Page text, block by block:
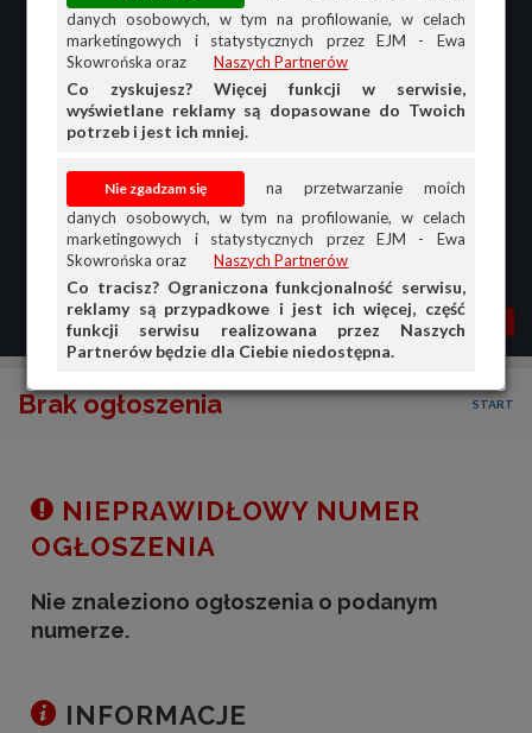
danych osobowych, w tym na profilowanie, w celach
marketingowych i statystycznych przez EJM - Ewa
Skowrońska oraz
Naszych Partnerów
Co zyskujesz? Więcej funkcji w serwisie,
wyświetlane reklamy są dopasowane do Twoich
potrzeb i jest ich mniej.
na przetwarzanie moich
danych osobowych, w tym na profilowanie, w celach
marketingowych i statystycznych przez EJM - Ewa
Skowrońska oraz
Naszych Partnerów
Co tracisz? Ograniczona funkcjonalność serwisu,
reklamy są przypadkowe i jest ich więcej, część
funkcji serwisu realizowana przez Naszych
Partnerów będzie dla Ciebie niedostępna.
MENU MOJA AG
Brak ogłoszenia START
NIEPRAWIDŁOWY NUMER
OGŁOSZENIA
Nie znaleziono ogłoszenia o podanym
numerze.
INFORMACJE